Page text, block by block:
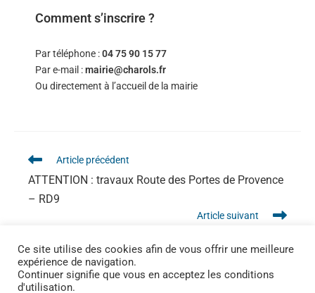
Comment s’inscrire ?
Par téléphone :04 75 90 15 77
Par e-mail :mairie@charols.fr
Ou directement à l’accueil de la mairie
Article précédent
ATTENTION : travaux Route des Portes de Provence
– RD9
Article suivant
Ce site utilise des cookies afin de vous offrir une meilleure
expérience de navigation.
Continuer signifie que vous en acceptez les conditions
d'utilisation.